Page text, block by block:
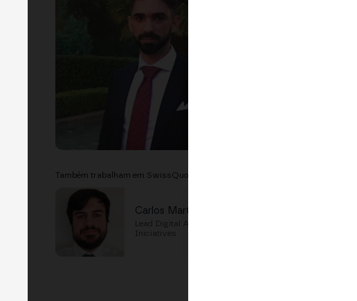
Também trabalham em SwissQuote
Carlos Martin
Lead Digital Assets and New
Iniciatives